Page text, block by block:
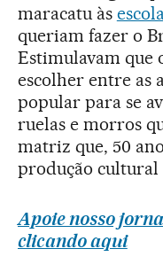
maracatu às
queriam fazer o
Estimulavam que
escolher entre as
popular para se
ruelas e morros
matriz que, 50
produção cultural
Apoie nosso
clicando aqui